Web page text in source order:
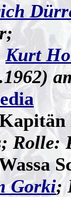
Kurt
Rolle:
Gorki;